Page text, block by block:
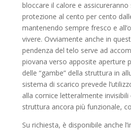
bloccare il calore e assicureranno
protezione al cento per cento
mantenendo sempre fresco e
vivere. Ovviamente anche in
pendenza del telo serve ad
piovana verso apposite aperture
delle “gambe” della struttura in
sistema di scarico prevede
alla cornice letteralmente
struttura ancora più funzionale,
Su richiesta, è disponibile anche